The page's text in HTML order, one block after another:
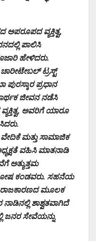
ವ್ಯಕ್ತಿತ್ವ,
ಪಾಲಿಸಿ
ಹೇಳಿದರು.
ಟ್ರಸ್ಟ್‌
ಪ್ರಧಾನ
ಜೀವನ ನಡೆಸಿ
ಅವರಿಗೆ ಯಾರೂ
ಮತ್ತು ಸಾಮಾಜಿಕ
ಅಧ್ಯಕ್ಷತೆ ವಹಿಸಿ ಮಾತನಾಡಿ
ಅತ್ಯುತ್ತಮ
ಕಂಡವರು. ಸಹನೆಯ
ಮೂಲಕ
ಶಾಶ್ವತವಾಗಿದೆ
ಜನರ ಸೇವೆಯನ್ನು